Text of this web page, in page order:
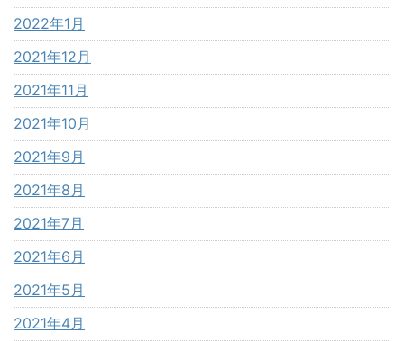
2022年1月
2021年12月
2021年11月
2021年10月
2021年9月
2021年8月
2021年7月
2021年6月
2021年5月
2021年4月